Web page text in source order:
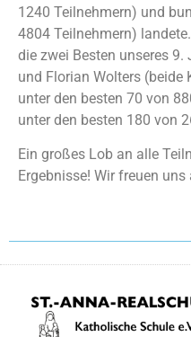
1240 Teilnehmern) und
4804 Teilnehmern)
die zwei Besten unseres
und Florian Wolters
unter den besten 70 von
unter den besten 180 von
Ein großes Lob an alle
Ergebnisse! Wir freuen